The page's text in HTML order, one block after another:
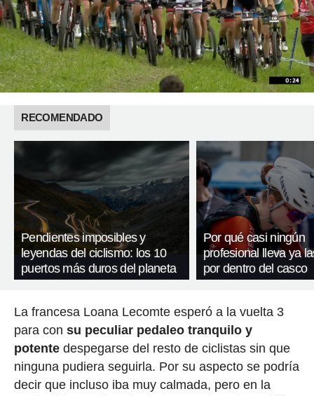
RECOMENDADO
Pendientes imposibles y
leyendas del ciclismo: los 10
puertos más duros del planeta
Por qué casi ningún
profesional lleva ya
por dentro del casco
La francesa Loana Lecomte esperó a la vuelta 3
para con su peculiar pedaleo tranquilo y
potentedespegarse del resto de ciclistas sin que
ninguna pudiera seguirla. Por su aspecto se podría
decir que incluso iba muy calmada, pero en la